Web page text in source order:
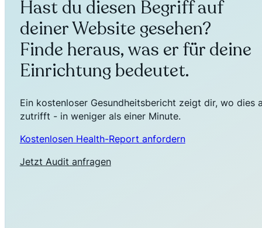
Hast du diesen Begriff auf
deiner Website gesehen?
Finde heraus, was er für deine
Einrichtung bedeutet.
Ein kostenloser Gesundheitsbericht zeigt dir, wo dies
zutrifft - in weniger als einer Minute.
Kostenlosen Health-Report anfordern
Jetzt Audit anfragen